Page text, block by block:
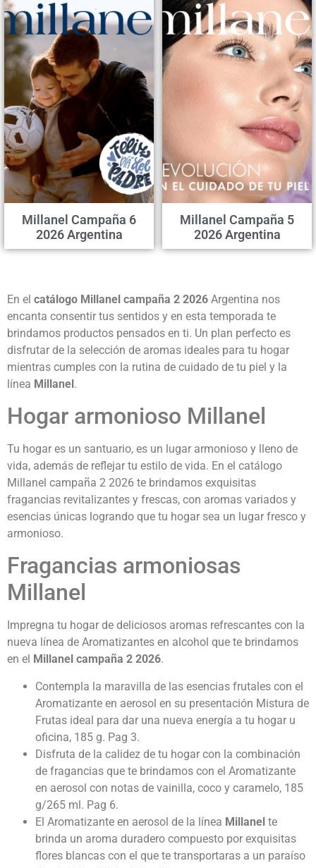
Millanel Campaña 6
2026 Argentina
Millanel Campaña 5
2026 Argentina
En el catálogo Millanel campaña 2 2026 Argentina nos
encanta consentir tus sentidos y en esta temporada te
brindamos productos pensados en ti. Un plan perfecto es
disfrutar de la selección de aromas ideales para tu hogar
mientras cumples con la rutina de cuidado de tu piel y la
línea Millanel.
Hogar armonioso Millanel
Tu hogar es un santuario, es un lugar armonioso y lleno de
vida, además de reflejar tu estilo de vida. En el catálogo
Millanel campaña 2 2026 te brindamos exquisitas
fragancias revitalizantes y frescas, con aromas variados y
esencias únicas logrando que tu hogar sea un lugar fresco y
armonioso.
Fragancias armoniosas
Millanel
Impregna tu hogar de deliciosos aromas refrescantes con la
nueva línea de Aromatizantes en alcohol que te brindamos
en el Millanel campaña 2 2026.
Contempla la maravilla de las esencias frutales con el
Aromatizante en aerosol en su presentación Mistura de
Frutas ideal para dar una nueva energía a tu hogar u
oficina, 185 g. Pag 3.
Disfruta de la calidez de tu hogar con la combinación
de fragancias que te brindamos con el Aromatizante
en aerosol con notas de vainilla, coco y caramelo, 185
g/265 ml. Pag 6.
El Aromatizante en aerosol de la línea Millanel te
brinda un aroma duradero compuesto por exquisitas
flores blancas con el que te transportaras a un paraíso